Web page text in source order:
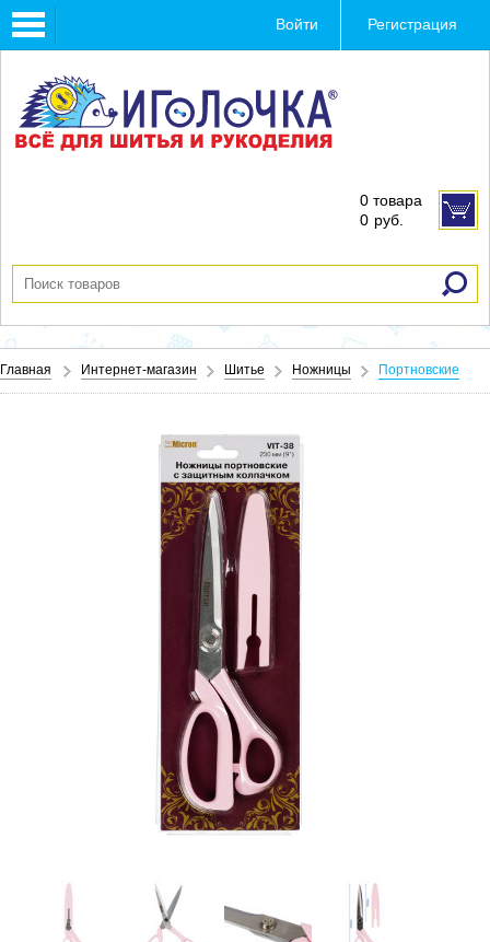
Toggle
navigation
Войти Регистрация
0 товара
0 руб.
Главная Интернет-магазин Шитье Ножницы Портновские